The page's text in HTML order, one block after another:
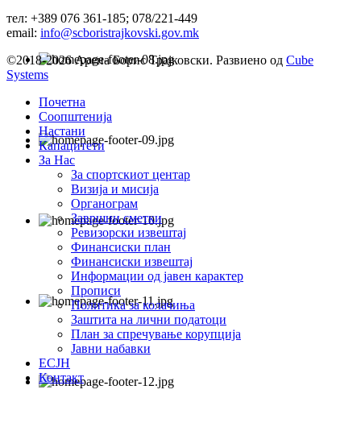
тел: +389 076 361-185; 078/221-449
email: info@scboristrajkovski.gov.mk
©2018-2026 Арена Борис Трајковски. Развиено од Cube
Systems
Почетна
Соопштенија
Настани
Капацитети
За Нас
За спортскиот центар
Визија и мисија
Органограм
Завршни сметки
Ревизорски извештај
Финансиски план
Финансиски извештај
Информации од јавен карактер
Прописи
Политика за колачиња
Заштита на лични податоци
План за спречување корупција
Јавни набавки
ЕСЈН
Контакт